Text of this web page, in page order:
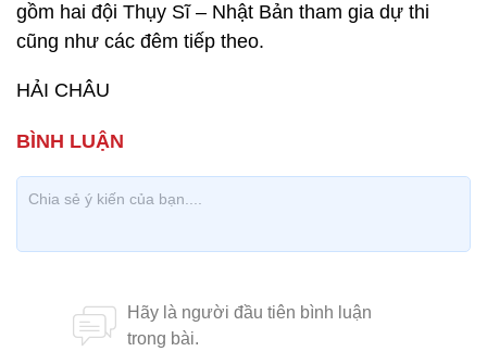
gồm hai đội Thụy Sĩ – Nhật Bản tham gia dự thi
cũng như các đêm tiếp theo.
HẢI CHÂU